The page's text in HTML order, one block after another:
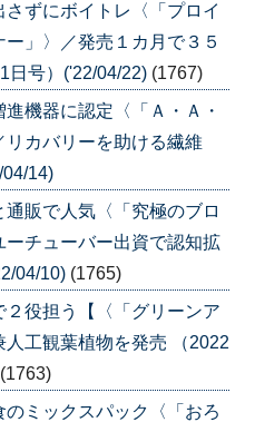
ずにボイトレ〈「プロイ
」〉／発売１カ月で３５
日号）('22/04/22) (1767)
機器に認定〈「Ａ・Ａ・
カバリーを助ける繊維
04/14)
販で人気〈「究極のブロ
チューバー出資で認知拡
04/10) (1765)
役担う【〈「グリーンア
工観葉植物を発売 （2022
(1763)
ミックスパック〈「おろ